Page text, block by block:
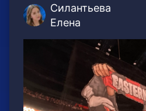
Силантьева
Елена